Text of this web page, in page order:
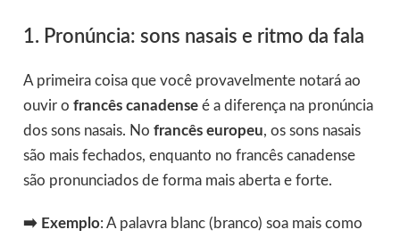
1. Pronúncia: sons nasais e ritmo da fala
A primeira coisa que você provavelmente notará ao
ouvir o francês canadenseé a diferença na pronúncia
dos sons nasais. No francês europeu, os sons nasais
são mais fechados, enquanto no francês canadense
são pronunciados de forma mais aberta e forte.
➡️ Exemplo: A palavra blanc (branco) soa mais como